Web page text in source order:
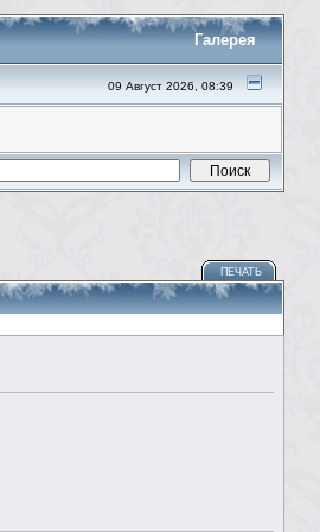
Галерея
09 Август 2026, 08:39
ПЕЧАТЬ